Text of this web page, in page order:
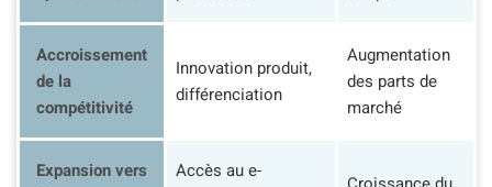
Accroissement
de la
compétitivité
Innovation produit,
différenciation
Augmentation
des parts de
marché
Expansion vers
Accès au e-